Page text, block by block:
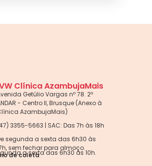
Clínica AzambujaMais
Getúlio Vargas nº 78. 2º
- Centro II, Brusque (Anexo à
AzambujaMais)
3355-5663 | SAC: Das 7h às 18h
segunda a sexta das 6h30 às
sem fechar para almoço.
de coleta
a sexta das 6h30 às 10h.